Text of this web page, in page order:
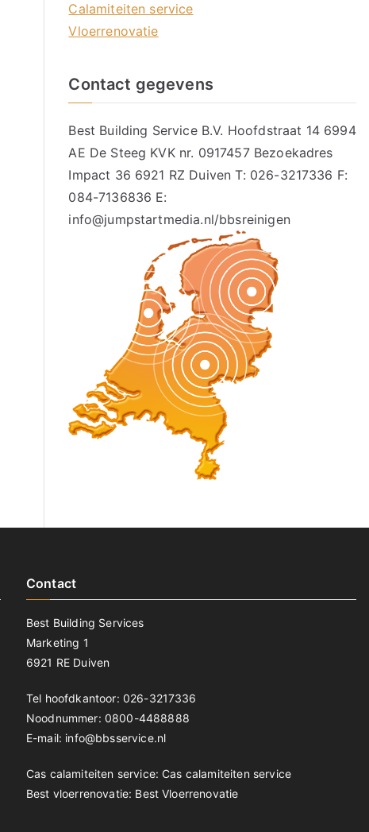
Calamiteiten service
Vloerrenovatie
Contact gegevens
Best Building Service B.V. Hoofdstraat 14 6994
AE De Steeg KVK nr. 0917457 Bezoekadres
Impact 36 6921 RZ Duiven T: 026-3217336 F:
084-7136836 E:
info@jumpstartmedia.nl/bbsreinigen
Contact
Best Building Services
Marketing 1
6921 RE Duiven
Tel hoofdkantoor: 026-3217336
Noodnummer: 0800-4488888
E-mail: info@bbsservice.nl
Cas calamiteiten service: Cas calamiteiten service
Best vloerrenovatie: Best Vloerrenovatie